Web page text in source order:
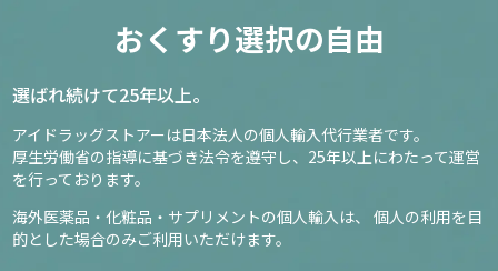
おくすり選択の自由
選ばれ続けて25年以上。
アイドラッグストアーは日本法人の個人輸入代行業者です。
厚生労働省の指導に基づき法令を遵守し、 25年以上にわたって運営
を行っております。
海外医薬品・化粧品・サプリメントの個人輸入は、 個人の利用を目
的とした場合のみご利用いただけます。